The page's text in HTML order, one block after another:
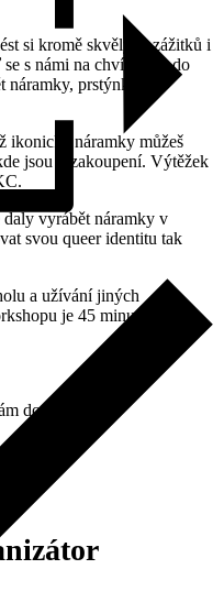
si kromě skvělých zážitků i
s námi na chvíli zašít do
prstýnky a
ikonické náramky můžeš
jsou k zakoupení. Výtěžek
vyrábět náramky v
svou queer identitu tak
a užívání jiných
je 45 minut, vždy v
do 30 let.